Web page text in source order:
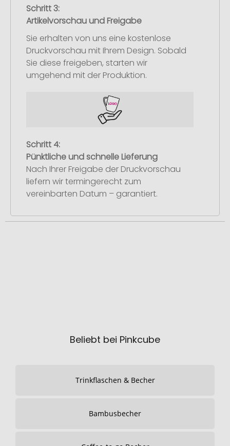
Schritt 3:
Artikelvorschau und Freigabe
Sie erhalten von uns eine kostenlose
Druckvorschau mit Ihrem Design. Sobald
Sie diese freigeben, starten wir
umgehend mit der Produktion.
Schritt 4:
Pünktliche und schnelle Lieferung
Nach Ihrer Freigabe der Druckvorschau
liefern wir termingerecht zum
vereinbarten Datum – garantiert.
Beliebt bei Pinkcube
Trinkflaschen & Becher
Bambusbecher